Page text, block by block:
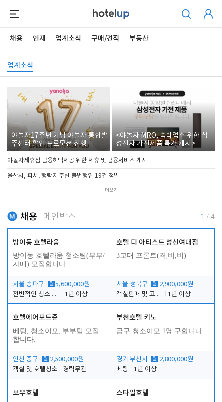
채용 인재 업계소식 구매/견적 부동산
업계소식
야놀자17주년 기념 야놀자 통합발
주센터 할인 프로모션 진행
<야놀자 MRO, 숙박업소 위한 삼
성전자 가전제품 특가 개시>
야놀자제휴점 금융혜택제공 위한 제휴 및 금융서비스 게시
울산시, 피서․행락지 주변 불법행위 19건 적발
더보기
채용 메인박스 1 / 4
방이동 호텔라움
방이동 호텔라움 청소팀(부부/
자매) 모집합니다.
서울 송파구 월 5,600,000원
전반적인 청소 업무(객실청소.객실정리)
1년 이상
호텔 디 아티스트 성신여대점
3교대 프론트(격,비,비)
서울 성북구 월 2,900,000원
객실판매 및 고객응대
1년 이상
호텔에어포트준
베팅, 청소이모, 부부팀 모집
합니다.
인천 중구 월 2,500,000원
객실 및 호텔청소
경력무관
부천호텔 키노
급구 청소이모 1명 구합니다.
경기 부천시 월 2,800,000원
베팅
1년 이상
보우호텔 스타일호텔